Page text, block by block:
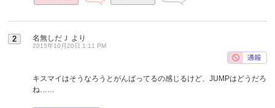
2 名無しだＪ より
2015年10月20日 1:11 PM
キスマイはそうなろうとがんばってるの感じるけど、JUMPはどうだろ
ね……